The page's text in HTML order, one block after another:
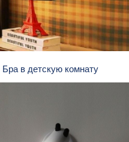
Бра в детскую комнату